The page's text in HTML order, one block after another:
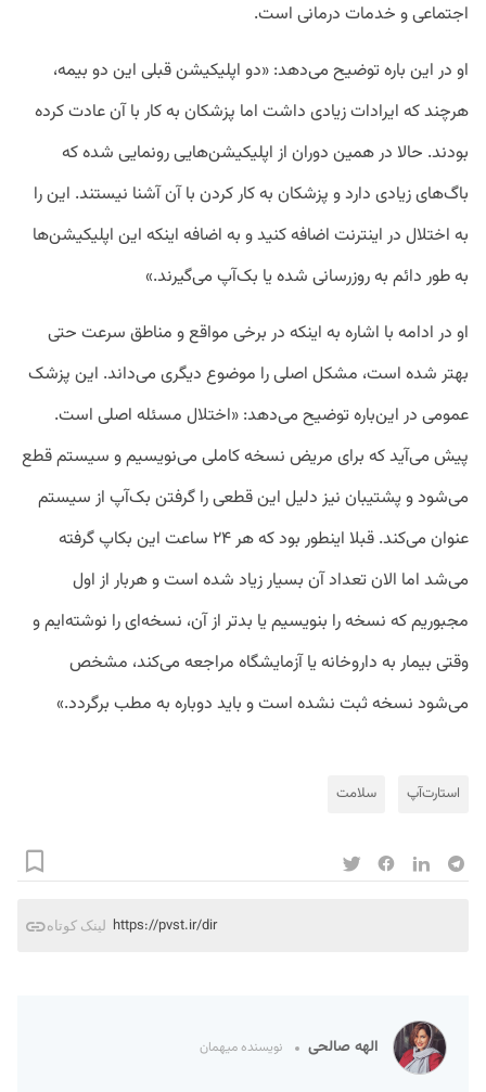
اجتماعی و خدمات درمانی است.
او در این باره توضیح می‌دهد: «دو اپلیکیشن قبلی این دو بیمه،
هرچند که ایرادات زیادی داشت اما پزشکان به کار با آن عادت کرده
بودند. حالا در همین دوران از اپلیکیشن‌هایی رونمایی شده که
باگ‌های زیادی دارد و پزشکان به کار کردن با آن آشنا نیستند. این را
به اختلال در اینترنت اضافه کنید و به اضافه اینکه این اپلیکیشن‌ها
به طور دائم به روزرسانی شده یا بک‌آپ می‌گیرند.»
او در ادامه با اشاره به اینکه در برخی مواقع و مناطق سرعت حتی
بهتر شده است، مشکل اصلی را موضوع دیگری می‌داند. این پزشک
عمومی در این‌باره توضیح می‌دهد: «اختلال مسئله اصلی است.
پیش می‌آید که برای مریض نسخه کاملی می‌نویسیم و سیستم قطع
می‌شود و پشتیبان نیز دلیل این قطعی را گرفتن بک‌آپ از سیستم
عنوان می‌کند. قبلا اینطور بود که هر ۲۴ ساعت این بکاپ گرفته
می‌شد اما الان تعداد آن بسیار زیاد شده است و هربار از اول
مجبوریم که نسخه را بنویسیم یا بدتر از آن، نسخه‌ای را نوشته‌ایم و
وقتی بیمار به داروخانه یا آزمایشگاه مراجعه می‌کند، مشخص
می‌شود نسخه ثبت نشده است و باید دوباره به مطب برگردد.»
استارت‌آپ سلامت
لینک کوتاه https://pvst.ir/dir
الهه صالحی نویسنده میهمان